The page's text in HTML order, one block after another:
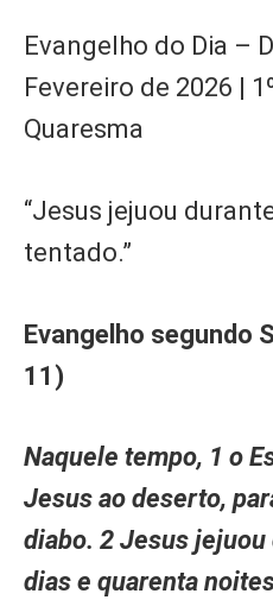
Evangelho do Dia –
Fevereiro de 2026 |
Quaresma
“Jesus jejuou
tentado.”
Evangelho segundo
11)
Naquele tempo, 1 o
Jesus ao deserto,
diabo. 2 Jesus
dias e quarenta